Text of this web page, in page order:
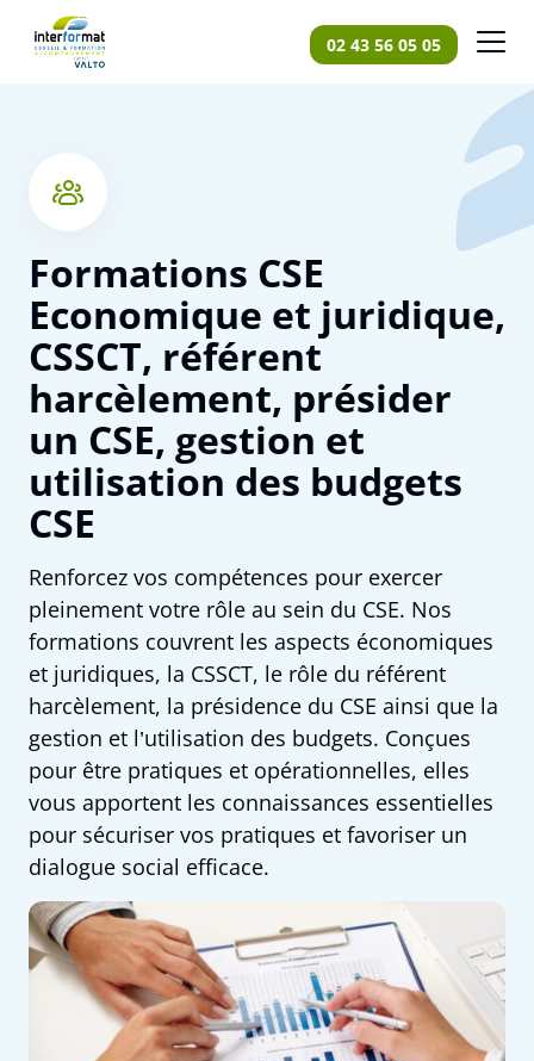
02 43 56 05 05
Accueil
Formations
Formations CSE
Economique et juridique,
CSSCT, référent
harcèlement, présider
un CSE, gestion et
utilisation des budgets
CSE
Renforcez vos compétences pour exercer
pleinement votre rôle au sein du CSE. Nos
formations couvrent les aspects économiques
et juridiques, la CSSCT, le rôle du référent
harcèlement, la présidence du CSE ainsi que la
gestion et l’utilisation des budgets. Conçues
pour être pratiques et opérationnelles, elles
vous apportent les connaissances essentielles
pour sécuriser vos pratiques et favoriser un
dialogue social efficace.
Panneau de gestion des cookies